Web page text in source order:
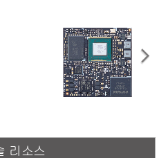
NXP® i.MX 95 시리즈 프로세서 기
반의 OSM R1.2 Size-L 모듈
리소스